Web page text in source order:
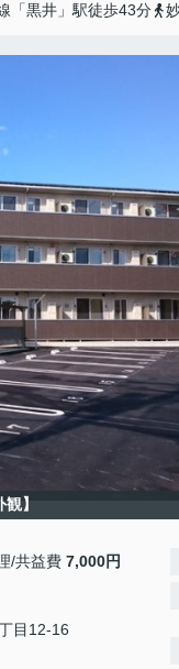
「黒井」駅徒歩43分
観】
/共益費 7,000円
目12-16